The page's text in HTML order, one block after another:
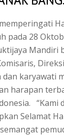
pada 28
Mandiri
karyawati
harapan
“Kami
Selamat